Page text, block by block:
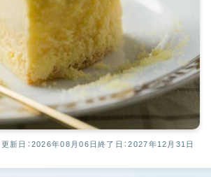
更新日：2026年08月06日終了日：2027年12月31日